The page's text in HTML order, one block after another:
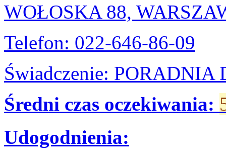
WOŁOSKA 88,
Telefon: 022-646-86-09
Świadczenie:
Średni czas oczekiwania:
Udogodnienia: